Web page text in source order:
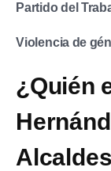
Partido del
Violencia de
¿Quién